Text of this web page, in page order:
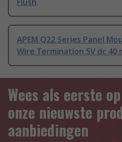
Flush
APEM Q22 Series Panel
Wire Termination 5V dc 40
Wees als eerste
onze nieuwste
aanbiedingen